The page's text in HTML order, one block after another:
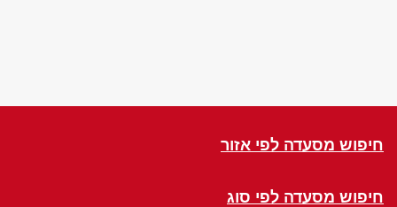
חיפוש מסעדה לפי אזור
חיפוש מסעדה לפי סוג